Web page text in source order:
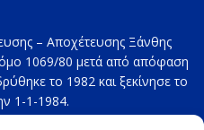
– Αποχέτευσης Ξάνθης
1069/80 μετά από απόφαση
το 1982 και ξεκίνησε το
1-1-1984.